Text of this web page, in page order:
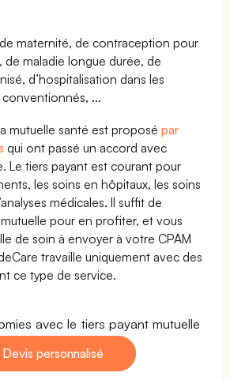
maternité, de contraception pour
de maladie longue durée, de
d’hospitalisation dans les
...
mutuelle santé est proposépar
qui ont passé un accord avec
Le tiers payant est courant pour
les soins en hôpitaux, les soins
médicales. Il suffit de
pour en profiter, et vous
de soin à envoyer à votre CPAM
travaille uniquement avec des
ce type de service.
avec le tiers payant mutuelle
Devis personnalisé